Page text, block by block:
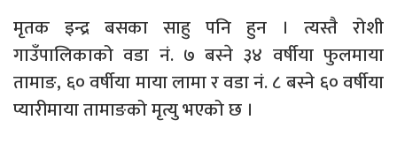
मृतक इन्द्र बसका साहु पनि हुन । त्यस्तै रोशी
गाउँपालिकाको वडा नं. ७ बस्ने ३४ वर्षीया फुलमाया
तामाङ, ६० वर्षीया माया लामा र वडा नं. ८ बस्ने ६० वर्षीया
प्यारीमाया तामाङको मृत्यु भएको छ ।